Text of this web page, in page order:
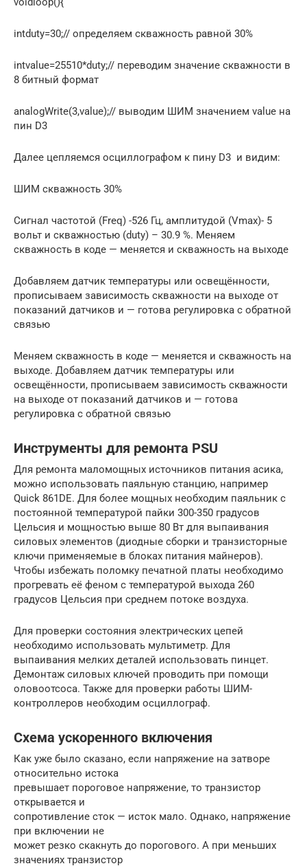
intduty=30;// определяем скважность равной 30%
intvalue=25510*duty;// переводим значение скважности в
8 битный формат
analogWrite(3,value);// выводим ШИМ значением value на
пин D3
Далее цепляемся осциллографом к пину D3 и видим:
ШИМ скважность 30%
Сигнал частотой (Freq) -526 Гц, амплитудой (Vmax)- 5
вольт и скважностью (duty) – 30.9 %. Меняем
скважность в коде — меняется и скважность на выходе
Добавляем датчик температуры или освещённости,
прописываем зависимость скважности на выходе от
показаний датчиков и — готова регулировка с обратной
связью
Меняем скважность в коде — меняется и скважность на
выходе. Добавляем датчик температуры или
освещённости, прописываем зависимость скважности
на выходе от показаний датчиков и — готова
регулировка с обратной связью
Инструменты для ремонта PSU
Для ремонта маломощных источников питания асика,
можно использовать паяльную станцию, например
Quick 861DE. Для более мощных необходим паяльник с
постоянной температурой пайки 300-350 градусов
Цельсия и мощностью выше 80 Вт для выпаивания
силовых элементов (диодные сборки и транзисторные
ключи применяемые в блоках питания майнеров).
Чтобы избежать поломку печатной платы необходимо
прогревать её феном с температурой выхода 260
градусов Цельсия при среднем потоке воздуха.
Для проверки состояния электрических цепей
необходимо использовать мультиметр. Для
выпаивания мелких деталей использовать пинцет.
Демонтаж силовых ключей проводить при помощи
оловоотсоса. Также для проверки работы ШИМ-
контроллеров необходим осциллограф.
Схема ускоренного включения
Как уже было сказано, если напряжение на затворе
относительно истока
превышает пороговое напряжение, то транзистор
открывается и
сопротивление сток — исток мало. Однако, напряжение
при включении не
может резко скакнуть до порогового. А при меньших
значениях транзистор